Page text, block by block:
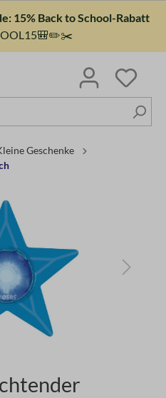
15% Back to School-Rabatt
Geschenke